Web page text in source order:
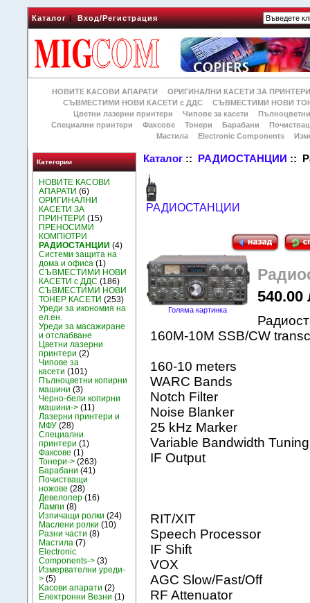
Каталог|Вход/Регистрация
НОВИТЕ КАСОВИ АПАРАТИ
ОРИГИНАЛНИ КАСЕТИ ЗА
СЪВМЕСТИМИ НОВИ КАСЕТИ с ДДС
СЪВМЕСТИМИ НОВИ
Цветни лазерни принтери
Чипове за касети
Специални принтери
Факсове Тонери Барабани
Мастила
Electronic Components
Категории
НОВИТЕ КАСОВИ
АПАРАТИ (6)
ОРИГИНАЛНИ
КАСЕТИ ЗА
ПРИНТЕРИ (15)
ПРЕНОСИМИ
КОМПЮТРИ
РАДИОСТАНЦИИ (4)
Системи защита на
дома и офиса (1)
СЪВМЕСТИМИ НОВИ
КАСЕТИ с ДДС (186)
СЪВМЕСТИМИ НОВИ
ТОНЕР КАСЕТИ (253)
Уреди за икономия на
ел.ен.
Уреди за масажиране
и отслабване
Цветни лазерни
принтери (2)
Чипове за
касети (101)
Пълноцветни копирни
машини (3)
Черно-бели копирни
машини-> (11)
Лазерни принтери и
МФУ (28)
Специални
принтери (1)
Факсове (1)
Тонери-> (263)
Барабани (41)
Почистващи
ножове (28)
Девелопер (16)
Лампи (8)
Изпичащи ролки (24)
Маслени ролки (10)
Разни части (8)
Мастила (7)
Electronic
Components-> (3)
Измервателни уреди-
> (5)
Kасови апарати (2)
Електронни Везни (1)
Каталог :: РАДИОСТАНЦИИ ::
РАДИОСТАНЦИИ
Голяма картинка
540.00
160M-10M SSB/CW
160-10 meters
WARC Bands
Notch Filter
Noise Blanker
25 kHz Marker
Variable Bandwidth Tuning
IF Output
RIT/XIT
Speech Processor
IF Shift
VOX
AGC Slow/Fast/Off
RF Attenuator